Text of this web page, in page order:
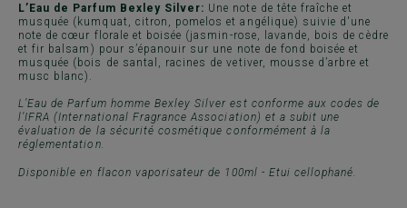
L’Eau de Parfum Bexley Silver: Une note de tête fraîche et
musquée (kumquat, citron, pomelos et angélique) suivie d'une
note de cœur florale et boisée (jasmin-rose, lavande, bois de cèdre
et fir balsam) pour s’épanouir sur une note de fond boisée et
musquée (bois de santal, racines de vetiver, mousse d’arbre et
musc blanc).
L’Eau de Parfum homme Bexley Silver est conforme aux codes de
l’IFRA (International Fragrance Association) et a subit une
évaluation de la sécurité cosmétique conformément à la
réglementation.
Disponible en flacon vaporisateur de 100ml - Etui cellophané.